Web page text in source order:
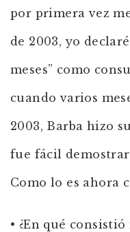
por primera vez
de 2003, yo
meses” como
cuando varios
2003, Barba hizo
fue fácil
Como lo es ahora
• ¿En qué